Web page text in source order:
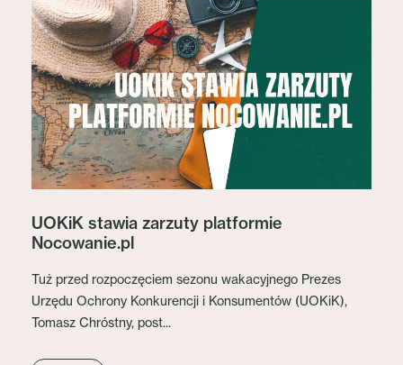
UOKiK stawia zarzuty platformie
Nocowanie.pl
Tuż przed rozpoczęciem sezonu wakacyjnego Prezes
Urzędu Ochrony Konkurencji i Konsumentów (UOKiK),
Tomasz Chróstny, post...